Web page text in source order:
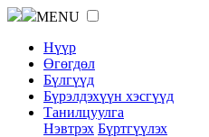
MENU
Нүүр
Өгөгдөл
Бүлгүүд
Бүрэлдэхүүн хэсгүүд
Танилцуулга
Нэвтрэх Бүртгүүлэх